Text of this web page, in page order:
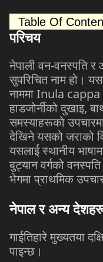
Table Of
परिचय
नेपाली वन-वनस्पति र
सुपरिचित नाम हो।
नाममाInula cappa
हाडजोर्नीको दुखाइ,
समस्याहरूको
देखिने यसको जराको
यसलाई स्थानीय
बुट्यान वर्गको
भेगमा प्राथमिक
नेपाल र अन्य
गाईतिहारे मुख्यतया
पाइन्छ।